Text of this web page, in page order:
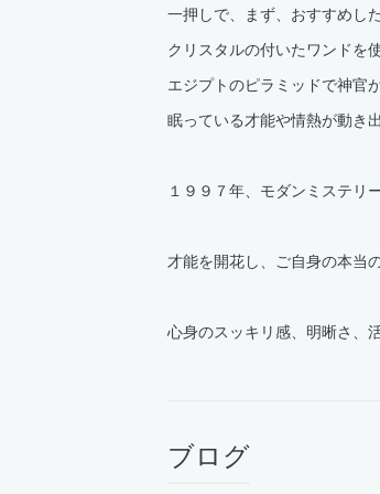
一押しで、まず、おすすめし
クリスタルの付いたワンドを
エジプトのピラミッドで神官
眠っている才能や情熱が動き
１９９７年、モダンミステリ
才能を開花し、ご自身の本当
心身のスッキリ感、明晰さ、
ブログ